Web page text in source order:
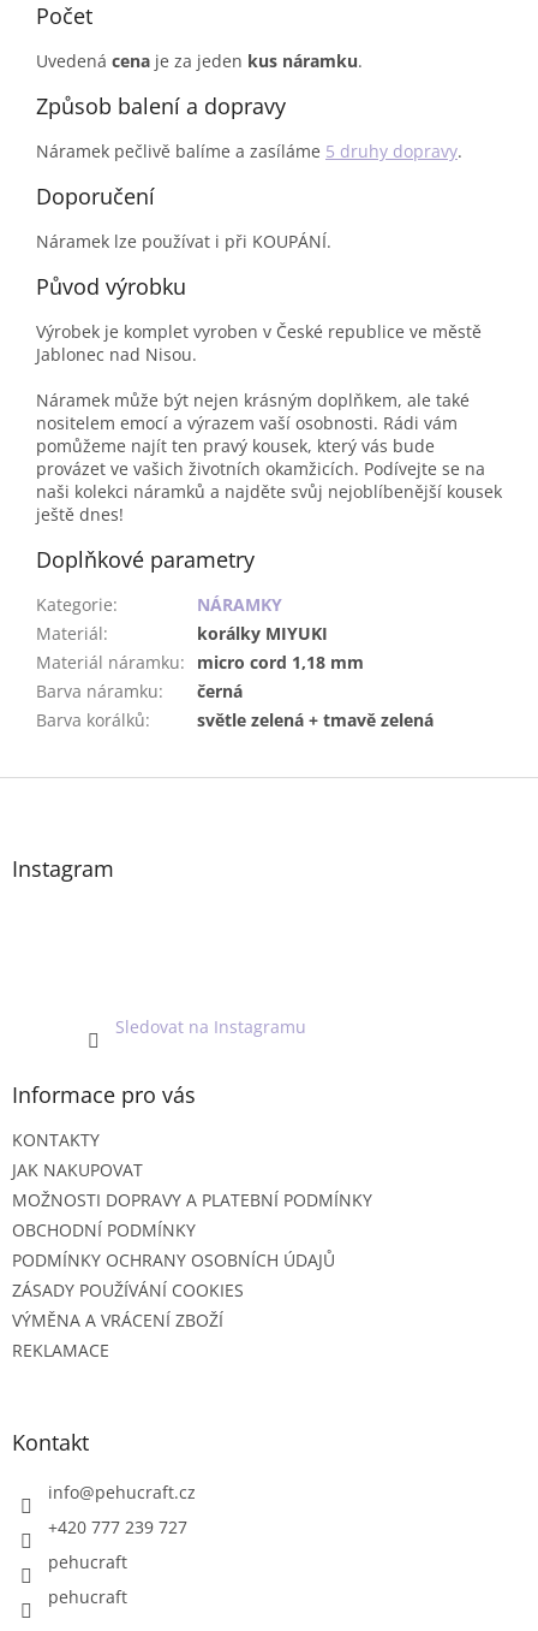
Počet
Uvedená cena je za jeden kus náramku.
Způsob balení a dopravy
Náramek pečlivě balíme a zasíláme 5 druhy dopravy.
Doporučení
Náramek lze používat i při KOUPÁNÍ.
Původ výrobku
Výrobek je komplet vyroben v České republice ve městě
Jablonec nad Nisou.
Náramek může být nejen krásným doplňkem, ale také
nositelem emocí a výrazem vaší osobnosti. Rádi vám
pomůžeme najít ten pravý kousek, který vás bude
provázet ve vašich životních okamžicích. Podívejte se na
naši kolekci náramků a najděte svůj nejoblíbenější kousek
ještě dnes!
Doplňkové parametry
Kategorie:
NÁRAMKY
Materiál:
korálky MIYUKI
Materiál náramku:
micro cord 1,18 mm
Barva náramku:
černá
Barva korálků: světle zelená + tmavě zelená
Z
Instagram
Sledovat na Instagramu
Informace pro vás
KONTAKTY
JAK NAKUPOVAT
MOŽNOSTI DOPRAVY A PLATEBNÍ PODMÍNKY
OBCHODNÍ PODMÍNKY
PODMÍNKY OCHRANY OSOBNÍCH ÚDAJŮ
ZÁSADY POUŽÍVÁNÍ COOKIES
VÝMĚNA A VRÁCENÍ ZBOŽÍ
REKLAMACE
Kontakt
info@pehucraft.cz
+420 777 239 727
pehucraft
pehucraft